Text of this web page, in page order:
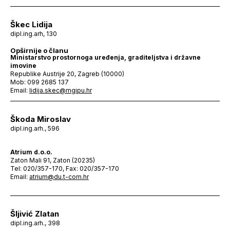
Škec Lidija
dipl.ing.arh, 130
Opširnije o članu
Ministarstvo prostornoga uređenja, graditeljstva i državne
imovine
Republike Austrije 20, Zagreb (10000)
Mob: 099 2685 137
Email: lidija.skec@mgipu.hr
Škoda Miroslav
dipl.ing.arh., 596
Atrium d.o.o.
Zaton Mali 91, Zaton (20235)
Tel: 020/357-170, Fax: 020/357-170
Email: atrium@du.t-com.hr
Šljivić Zlatan
dipl.ing.arh., 398